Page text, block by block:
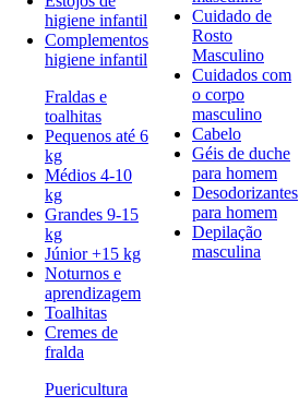
higiene infantil
Complementos
higiene infantil
Fraldas e
toalhitas
Pequenos até 6
kg
Médios 4-10
kg
Grandes 9-15
kg
Júnior +15 kg
Noturnos e
aprendizagem
Toalhitas
Cremes de
fralda
Puericultura
Cuidado de
Rosto
Masculino
Cuidados com
o corpo
masculino
Cabelo
Géis de duche
para homem
Desodorizantes
para homem
Depilação
masculina